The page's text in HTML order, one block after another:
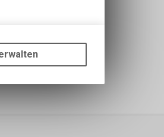
Angebots, wie die
dass die